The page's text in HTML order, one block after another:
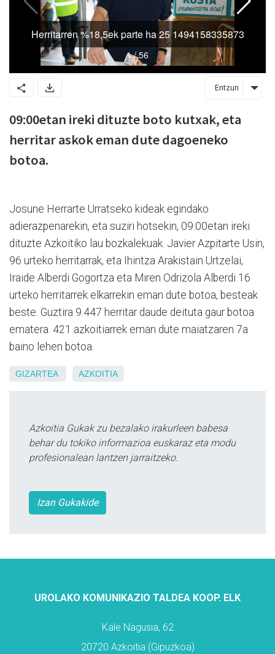
Entzun
09:00etan ireki dituzte boto kutxak, eta
herritar askok eman dute dagoeneko
botoa.
Josune Herrarte Urratseko kideak egindako
adierazpenarekin, eta suziri hotsekin, 09:00etan ireki
dituzte Azkoitiko lau bozkalekuak. Javier Azpitarte Usin,
96 urteko herritarrak, eta Ihintza Arakistain Urtzelai,
Iraide Alberdi Gogortza eta Miren Odrizola Alberdi 16
urteko herritarrek elkarrekin eman dute botoa, besteak
beste. Guztira 9.447 herritar daude deituta gaur botoa
ematera. 421 azkoitiarrek eman dute maiatzaren 7a
baino lehen botoa.
GIZARTEA AZKOITIA
Azkoitia Gukak zu bezalako irakurleen babesa
behar du tokiko informazioa euskaraz eta modu
profesionalean lantzen jarraitzeko.
Izan Gukakide
UROLAKO KOMUNIKAZIO TALDEA KOOP. ELK
Kale Nagusia, 62
20720 Azkoitia (Gipuzkoa)